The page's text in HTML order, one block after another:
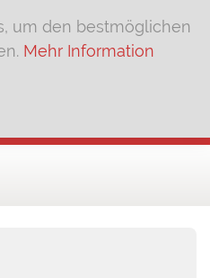
um den bestmöglichen
Mehr Information